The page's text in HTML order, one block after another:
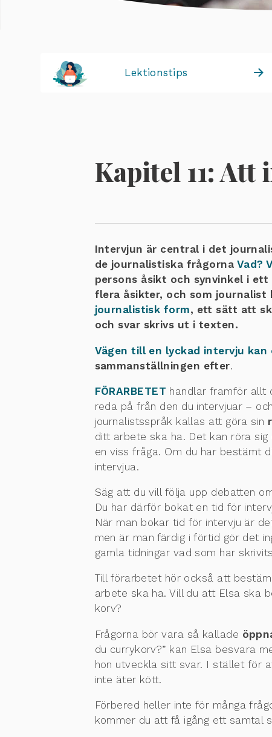
Lektionstips
Kapitel 11:Att
Intervjun är central i det
de journalistiska frågorna Vad?
persons åsikt och synvinkel i
flera åsikter, och som journalist
journalistisk form, ett sätt att
och svar skrivs ut i texten.
Vägen till en lyckad intervju kan
sammanställningen efter.
FÖRARBETET handlar framför allt
reda på från den du intervjuar –
journalistsspråk kallas att göra sin
ditt arbete ska ha. Det kan röra
en viss fråga. Om du har bestämt
intervjua.
Säg att du vill följa upp debatten
Du har därför bokat en tid för
När man bokar tid för intervju är
men är man färdig i förtid gör det
gamla tidningar vad som har
Till förarbetet hör också att
arbete ska ha. Vill du att Elsa ska
korv?
Frågorna bör vara så kallade
du currykorv?” kan Elsa besvara
hon utveckla sitt svar. I stället för
inte äter kött.
Förbered heller inte för många
kommer du att få igång ett samtal